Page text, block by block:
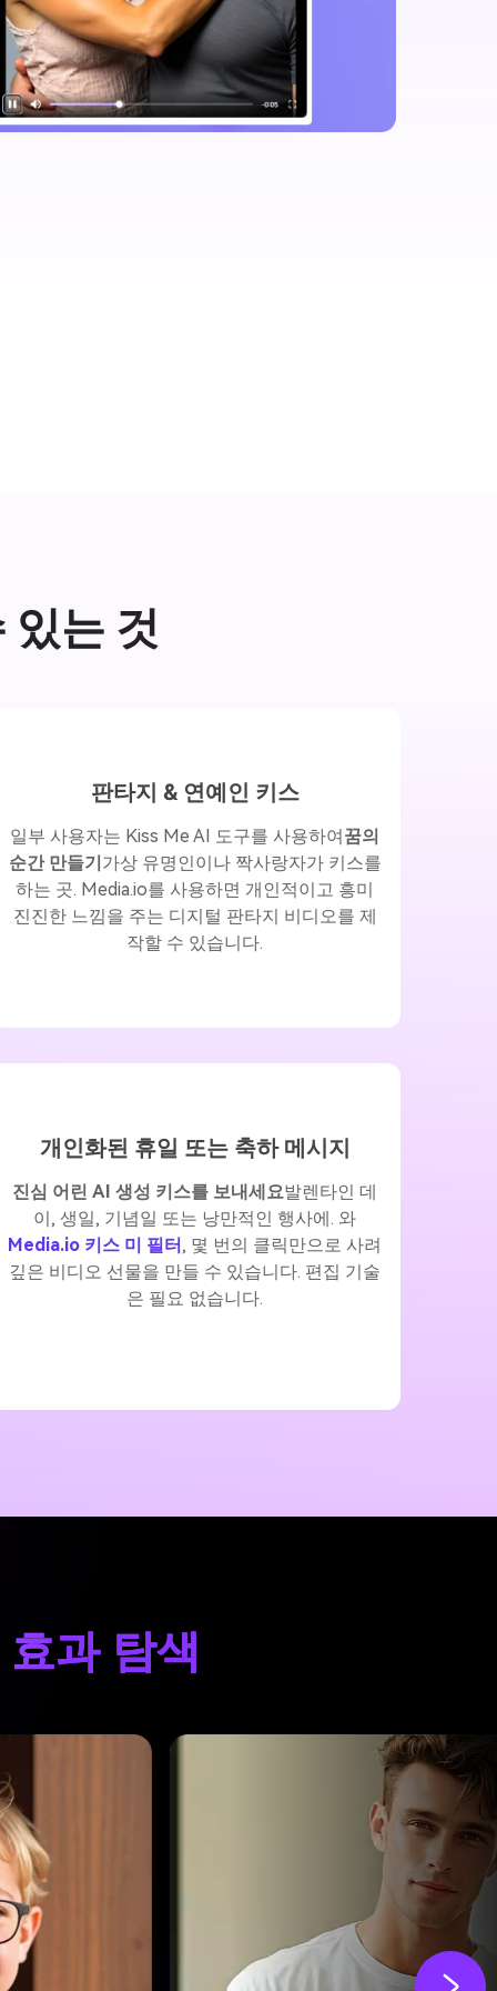
는 것
판타지 & 연예인 키스
일부 사용자는 Kiss Me AI 도구를 사용하여꿈의
순간 만들기가상 유명인이나 짝사랑자가 키스를
하는 곳. Media.io를 사용하면 개인적이고 흥미
진진한 느낌을 주는 디지털 판타지 비디오를 제
작할 수 있습니다.
개인화된 휴일 또는 축하 메시지
진심 어린 AI 생성 키스를 보내세요발렌타인 데
이, 생일, 기념일 또는 낭만적인 행사에. 와
Media.io 키스 미 필터, 몇 번의 클릭만으로 사려
깊은 비디오 선물을 만들 수 있습니다. 편집 기술
은 필요 없습니다.
과 탐색